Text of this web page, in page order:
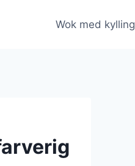
Wok med kylling